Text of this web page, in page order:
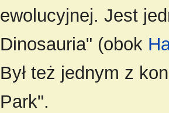
ewolucyjnej. Jest
Dinosauria" (obok
Był też jednym z
Park".